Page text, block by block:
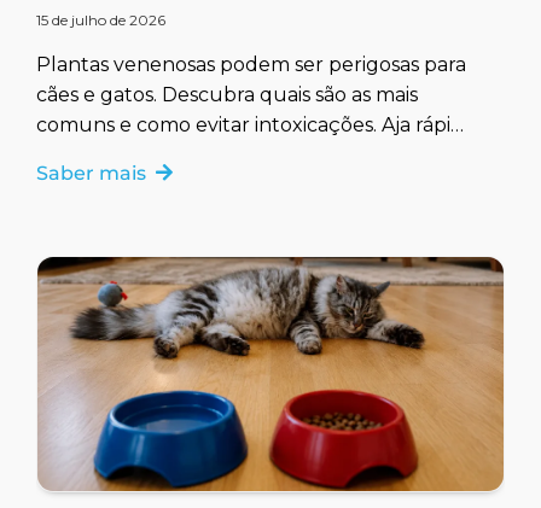
15 de julho de 2026
Plantas venenosas podem ser perigosas para
cães e gatos. Descubra quais são as mais
comuns e como evitar intoxicações. Aja rápido
Saber mais